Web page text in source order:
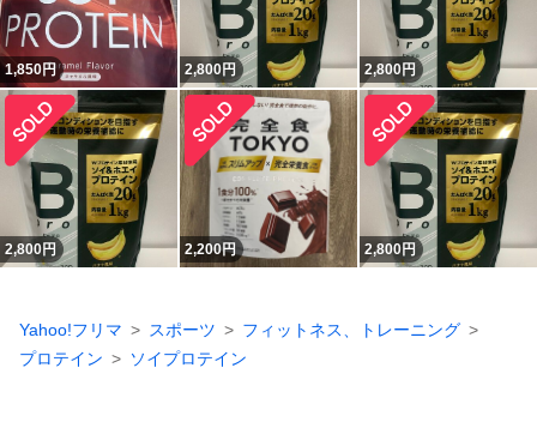
1,850円 2,800円 2,800円
2,800円 2,200円 2,800円
Yahoo!フリマ スポーツ
フィットネス、トレーニング
プロテイン
ソイプロテイン